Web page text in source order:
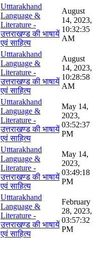
Utttarakhand
Language &
Literature -
उत्तराखण्ड की भाषायें
एवं साहित्य
August
14, 2023,
10:32:35
AM
Utttarakhand
Language &
Literature -
उत्तराखण्ड की भाषायें
एवं साहित्य
August
14, 2023,
10:28:58
AM
Utttarakhand
Language &
Literature -
उत्तराखण्ड की भाषायें
एवं साहित्य
May 14,
2023,
03:52:37
PM
Utttarakhand
Language &
Literature -
उत्तराखण्ड की भाषायें
एवं साहित्य
May 14,
2023,
03:49:18
PM
Utttarakhand
Language &
Literature -
उत्तराखण्ड की भाषायें
एवं साहित्य
February
28, 2023,
03:57:32
PM